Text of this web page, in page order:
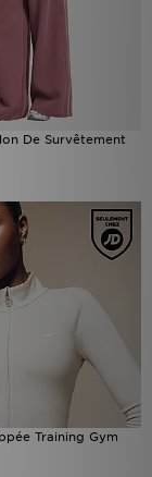
De Survêtement
Training Gym